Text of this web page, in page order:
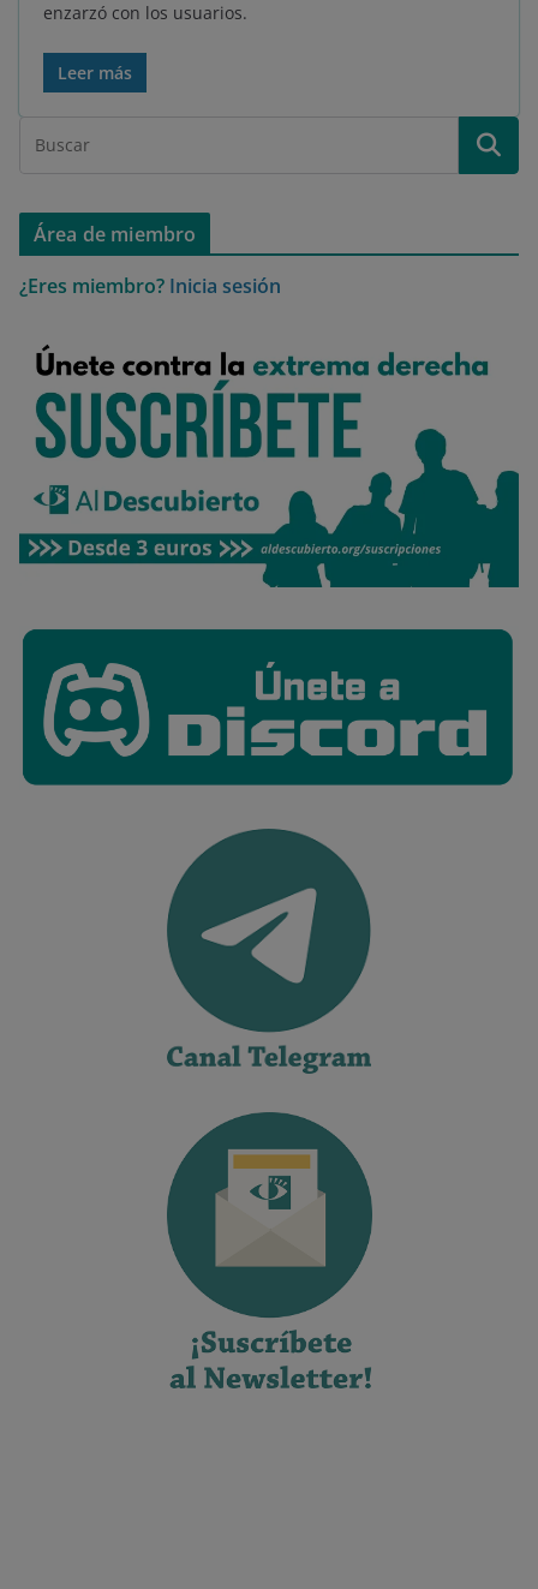
enzarzó con los usuarios.
Leer más
Área de miembro
¿Eres miembro? Inicia sesión